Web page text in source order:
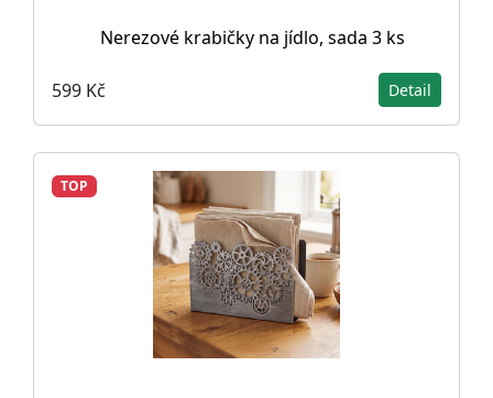
Nerezové krabičky na jídlo, sada 3 ks
599 Kč Detail
TOP